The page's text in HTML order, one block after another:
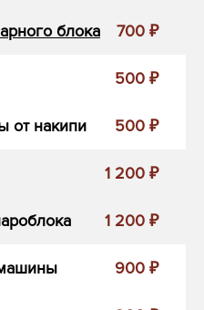
блока 700 ₽
500 ₽
от накипи 500 ₽
1 200 ₽
1 200 ₽
900 ₽